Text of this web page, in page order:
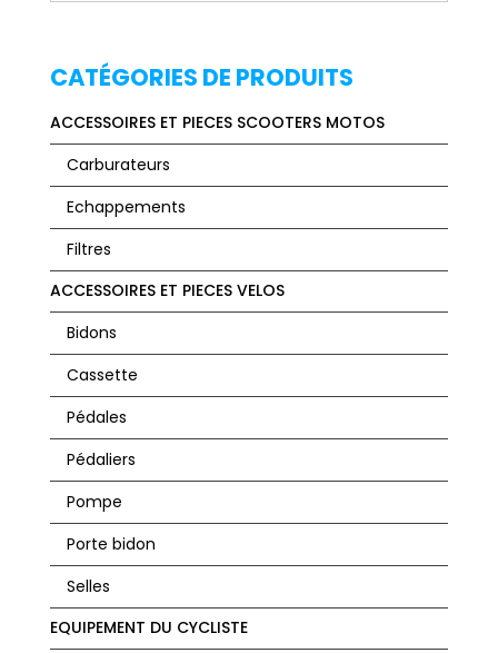
CATÉGORIES DE PRODUITS
ACCESSOIRES ET PIECES SCOOTERS MOTOS
Carburateurs
Echappements
Filtres
ACCESSOIRES ET PIECES VELOS
Bidons
Cassette
Pédales
Pédaliers
Pompe
Porte bidon
Selles
EQUIPEMENT DU CYCLISTE